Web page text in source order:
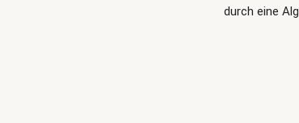
durch eine